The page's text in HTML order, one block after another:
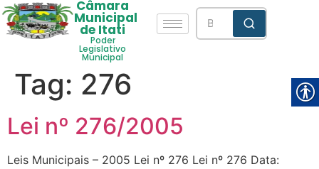
Câmara
Municipal
de Itati
Poder
Legislativo
Municipal
Tag: 276
Lei nº 276/2005
Leis Municipais – 2005 Lei nº 276 Lei nº 276 Data: